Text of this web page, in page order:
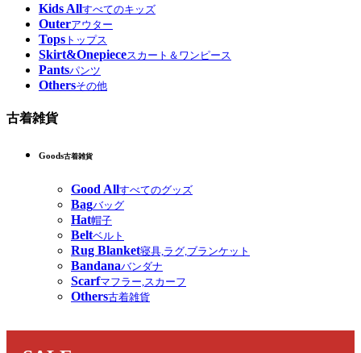
Kids Allすべてのキッズ
Outerアウター
Tops トップス
Skirt&Onepieceスカート＆ワンピース
Pantsパンツ
Othersその他
古着雑貨
Goods古着雑貨
Good Allすべてのグッズ
Bagバッグ
Hat帽子
Beltベルト
Rug Blanket寝具,ラグ,ブランケット
Bandanaバンダナ
Scarfマフラー,スカーフ
Others古着雑貨